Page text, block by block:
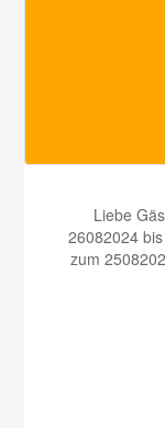
Liebe
26082024
zum